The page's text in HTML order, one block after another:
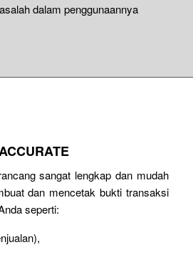
dalam penggunaannya
sangat lengkap dan mudah
dan mencetak bukti transaksi
seperti: